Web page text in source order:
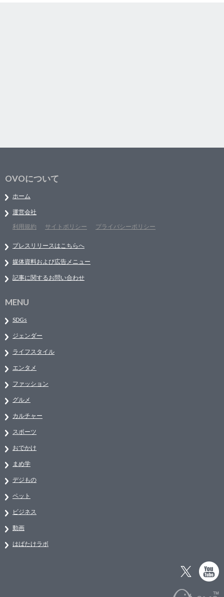
OVOについて
ホーム
運営会社
利用規約
サイトポリシー プライバシーポリシー
プレスリリースはこちらへ
媒体資料および広告メニュー
記事に関するお問い合わせ
MENU
SDGs
ジェンダー
ライフスタイル
エンタメ
ファッション
グルメ
カルチャー
スポーツ
おでかけ
まめ学
デジもの
ペット
ビジネス
動画
はばたけラボ